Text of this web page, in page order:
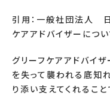
引用： 一般社団法人 日
ケアアドバイザーについ
グリーフケアアドバイ
を失って襲われる底知
り添い支えてくれること